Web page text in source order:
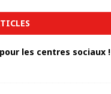
les centres sociaux !